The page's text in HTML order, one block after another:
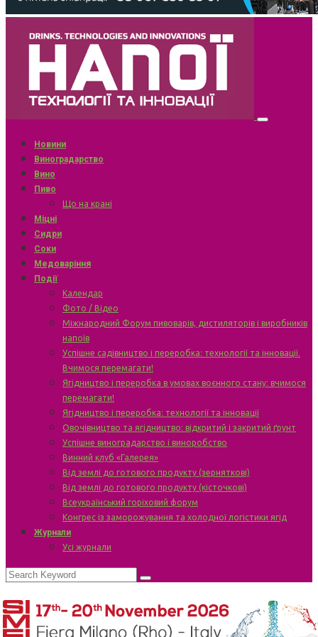
Новини
Виноградарство
Вино
Пиво
Що на крані
Міцні
Сидри
Соки
Медоваріння
Події
Календар
Фото / Відео
Міжнародний Форум пивоварів, дистиляторів і виробників
напоїв
Успішне садівництво і переробка: технології та інновації.
Вчимося перемагати!
Ягідництво і переробка в умовах воєнного стану: вчимося
перемагати!
Ягідництво і переробка: технології та інновації
Овочівництво та ягідництво: відкритий і закритий ґрунт
Успішне виноградарство і виноробство
Винний клуб «Галерея»
Від землі до готового продукту (зерняткові)
Від землі до готового продукту (кісточкові)
Всеукраїнський горіховий форум
Конгрес із заморожування та холодної логістики ягід
Журнали
Усі журнали